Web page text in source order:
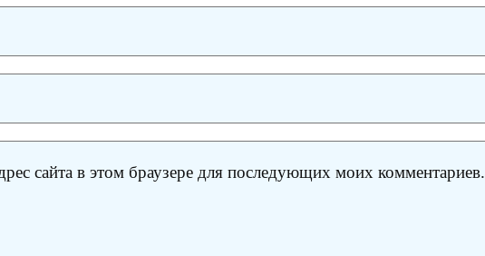
сайта в этом браузере для последующих моих комментариев.